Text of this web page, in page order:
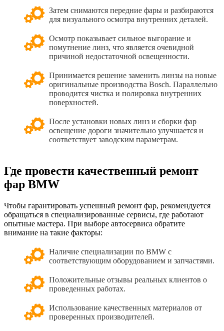
Затем снимаются передние фары и разбираются
для визуального осмотра внутренних деталей.
Осмотр показывает сильное выгорание и
помутнение линз, что является очевидной
причиной недостаточной освещенности.
Принимается решение заменить линзы на новые
оригинальные производства Bosch. Параллельно
проводится чистка и полировка внутренних
поверхностей.
После установки новых линз и сборки фар
освещение дороги значительно улучшается и
соответствует заводским параметрам.
Где провести качественный ремонт
фар BMW
Чтобы гарантировать успешный ремонт фар, рекомендуется
обращаться в специализированные сервисы, где работают
опытные мастера. При выборе автосервиса обратите
внимание на такие факторы:
Наличие специализации по BMW с
соответствующим оборудованием и запчастями.
Положительные отзывы реальных клиентов о
проведенных работах.
Использование качественных материалов от
проверенных производителей.